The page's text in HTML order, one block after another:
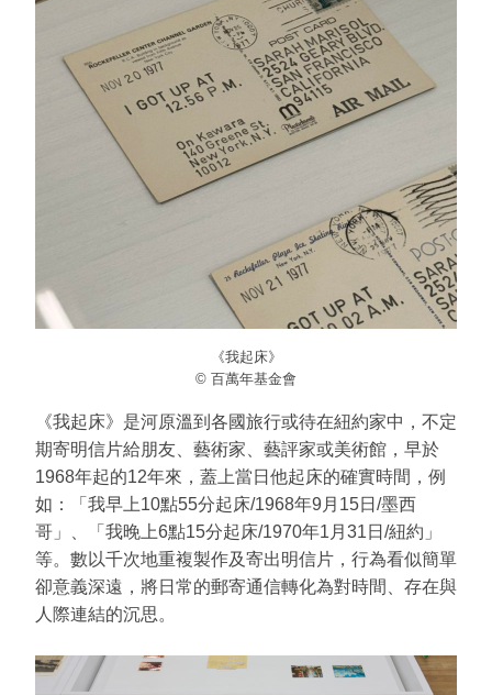
《我起床》
© 百萬年基金會
《我起床》是河原溫到各國旅行或待在紐約家中，不定
期寄明信片給朋友、藝術家、藝評家或美術館，早於
1968年起的12年來，蓋上當日他起床的確實時間，例
如：「我早上10點55分起床/1968年9月15日/墨西
哥」、「我晚上6點15分起床/1970年1月31日/紐約」
等。數以千次地重複製作及寄出明信片，行為看似簡單
卻意義深遠，將日常的郵寄通信轉化為對時間、存在與
人際連結的沉思。